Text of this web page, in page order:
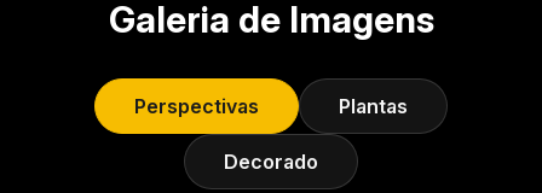
Galeria de Imagens
Perspectivas Plantas
Decorado